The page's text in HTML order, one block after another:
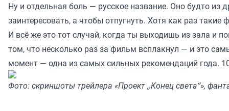
Ну и отдельная боль — русское название. Оно будто из
заинтересовать, а чтобы отпугнуть. Хотя как раз
И всё же это тот случай, когда ты выходишь из зала и
том, что несколько раз за фильм всплакнул — и это
момент — одна из самых сильных рекомендаций года.
Фото: скриншоты трейлера «Проект „Конец света“»,